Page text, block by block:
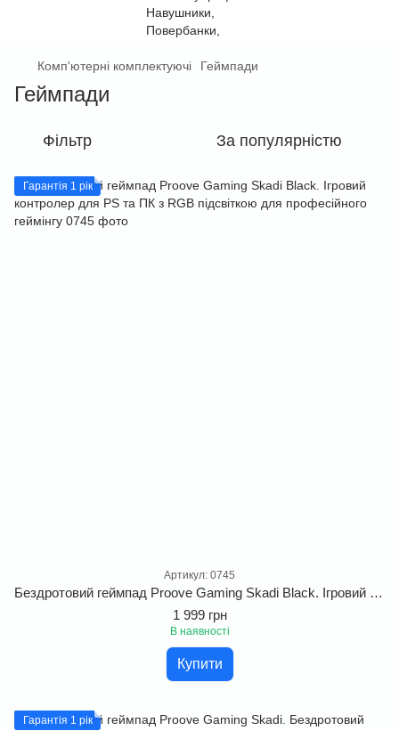
Комп'ютерні комплектуючі Геймпади
Геймпади
Фільтр За популярністю
Гарантія 1 рік
Артикул: 0745
Бездротовий геймпад Proove Gaming Skadi Black. Ігровий контролер для PS та ПК з RGB підсвіткою для професійного геймінгу
1 999 грн
В наявності
Купити
Гарантія 1 рік